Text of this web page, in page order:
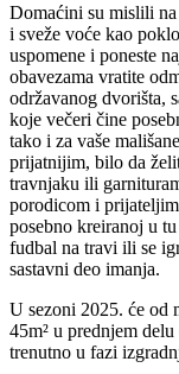
Domaćini su mislili na
i sveže voće kao
uspomene i poneste
obavezama vratite
održavanog dvorišta,
koje večeri čine
tako i za vaše
prijatnijim, bilo da
travnjaku ili
porodicom i
posebno kreiranoj u
fudbal na travi ili se
sastavni deo imanja.
U sezoni 2025. će od
45m² u prednjem
trenutno u fazi